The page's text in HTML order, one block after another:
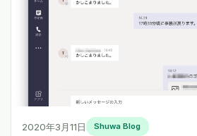
2020年3月11日 Shuwa Blog